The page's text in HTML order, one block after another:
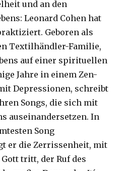
und an den
Leonard Cohen hat
Geboren als
Textilhändler-Familie,
auf einer spirituellen
Jahre in einem Zen-
Depressionen, schreibt
Songs, die sich mit
auseinandersetzen. In
Song
er die Zerrissenheit, mit
tritt, der Ruf des